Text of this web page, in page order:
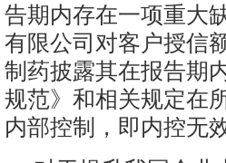
告期内存在一项重大
有限公司对客户授信
制药披露其在报告期
规范》和相关规定在
内部控制，即内控无效